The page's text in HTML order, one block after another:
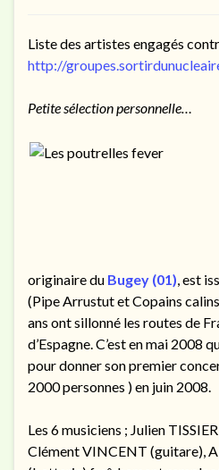
Liste des artistes engagés
http://
Petite sélection personnelle…
originaire du Bugey (01), est
(Pipe Arrustut et Copains
ans ont sillonné les routes de
d’Espagne. C’est en mai 2008
pour donner son premier
2000 personnes ) en juin 2008.
Les 6 musiciens ; Julien
Clément VINCENT (guitare),